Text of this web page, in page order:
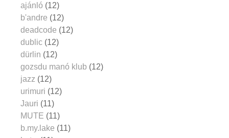
ajánló (12)
b'andre (12)
deadcode (12)
dublic (12)
dürlin (12)
gozsdu manó klub (12)
jazz (12)
urimuri (12)
Jauri (11)
MUTE (11)
b.my.lake (11)